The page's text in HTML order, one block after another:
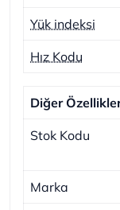
Yük indeksi
Hız Kodu
Diğer
Stok Kodu
Marka